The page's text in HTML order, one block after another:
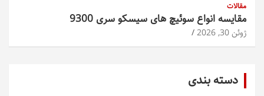
مقالات
مقایسه انواع سوئیچ های سیسکو سری 9300
ژوئن 30, 2026
دسته بندی